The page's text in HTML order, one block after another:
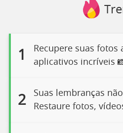
1
Recupere suas fotos
aplicativos incríveis
2
Suas lembranças
Restaure fotos,